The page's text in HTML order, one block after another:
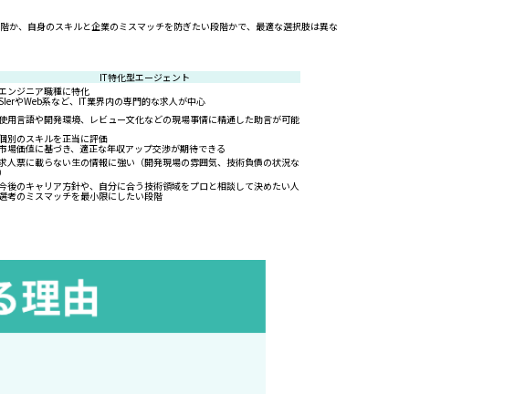
、自身のスキルと企業のミスマッチを防ぎたい段階かで、最適な選択肢は異な
IT特化型エージェント
ンジニア職種に特化
やWeb系など、IT業界内の専門的な求人が中心
用言語や開発環境、レビュー文化などの現場事情に精通した助言が可能
別のスキルを正当に評価
場価値に基づき、適正な年収アップ交渉が期待できる
人票に載らない生の情報に強い（開発現場の雰囲気、技術負債の状況な
後のキャリア方針や、自分に合う技術領域をプロと相談して決めたい人
考のミスマッチを最小限にしたい段階